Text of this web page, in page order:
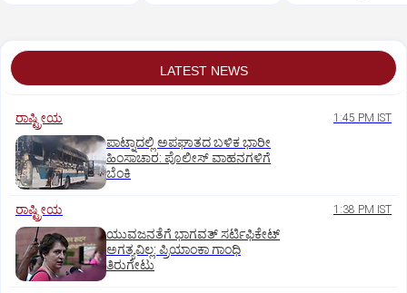
LATEST NEWS
ರಾಷ್ಟ್ರೀಯ 1:45 PM IST
ಪಾಟ್ನಾದಲ್ಲಿ ಅಪಘಾತದ ಬಳಿಕ ಭಾರೀ
ಹಿಂಸಾಚಾರ: ಪೊಲೀಸ್‌ ವಾಹನಗಳಿಗೆ
ಬೆಂಕಿ
ರಾಷ್ಟ್ರೀಯ 1:38 PM IST
ಯುವಜನತೆಗೆ ಭಾಗವತ್ ಸರ್ಟಿಫಿಕೇಟ್
ಅಗತ್ಯವಿಲ್ಲ: ಪ್ರಿಯಾಂಕಾ ಗಾಂಧಿ
ತಿರುಗೇಟು